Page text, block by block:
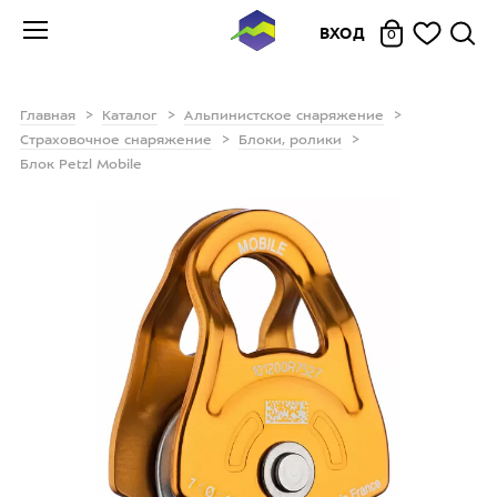
ВХОД 0
Главная Каталог
Альпинистское снаряжение
Страховочное снаряжение
Блоки, ролики
Блок Petzl Mobile